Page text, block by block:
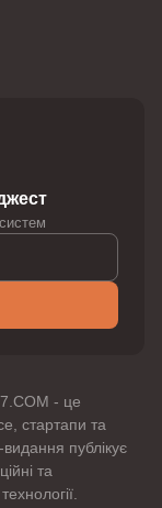
- це
стартапи та
видання публікує
та